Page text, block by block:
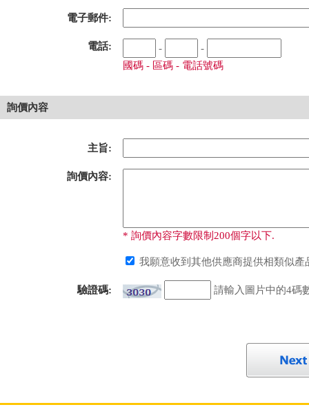
電子郵件:
電話: -
-
國碼 - 區碼 - 電話號碼
詢價內容
主旨:
詢價內容:
* 詢價內容字數限制200個字以下.
我願意收到其他供應商提供相類似產
驗證碼: 請輸入圖片中的4碼